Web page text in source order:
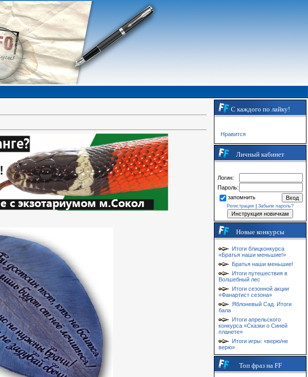
С каждого по лайку!
Нравится
Личный кабинет
Логин:
Пароль:
запомнить
Регистрация Забыли пароль?
Новые конкурсы
Итоги блицконкурса
«Братья наши меньшие!»
Братья наши меньшие!
Итоги путешествия в
Волшебный лес
Итоги сезонной акции
«Фанартист сезона»
Яблоневый Сад. Итоги
бала
Итоги апрельского
конкурса «Сказки о Синей
планете»
Итоги игры: «верю/не
верю»
Топ фраз на FF